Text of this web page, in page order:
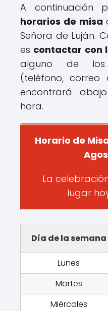
A continuación
horarios de misa
Señora de Luján.
es contactar con
alguno de los
(teléfono,
encontrará
hora.
Horario de
La
lugar
Día de la semana
Lunes
Martes
Miércoles